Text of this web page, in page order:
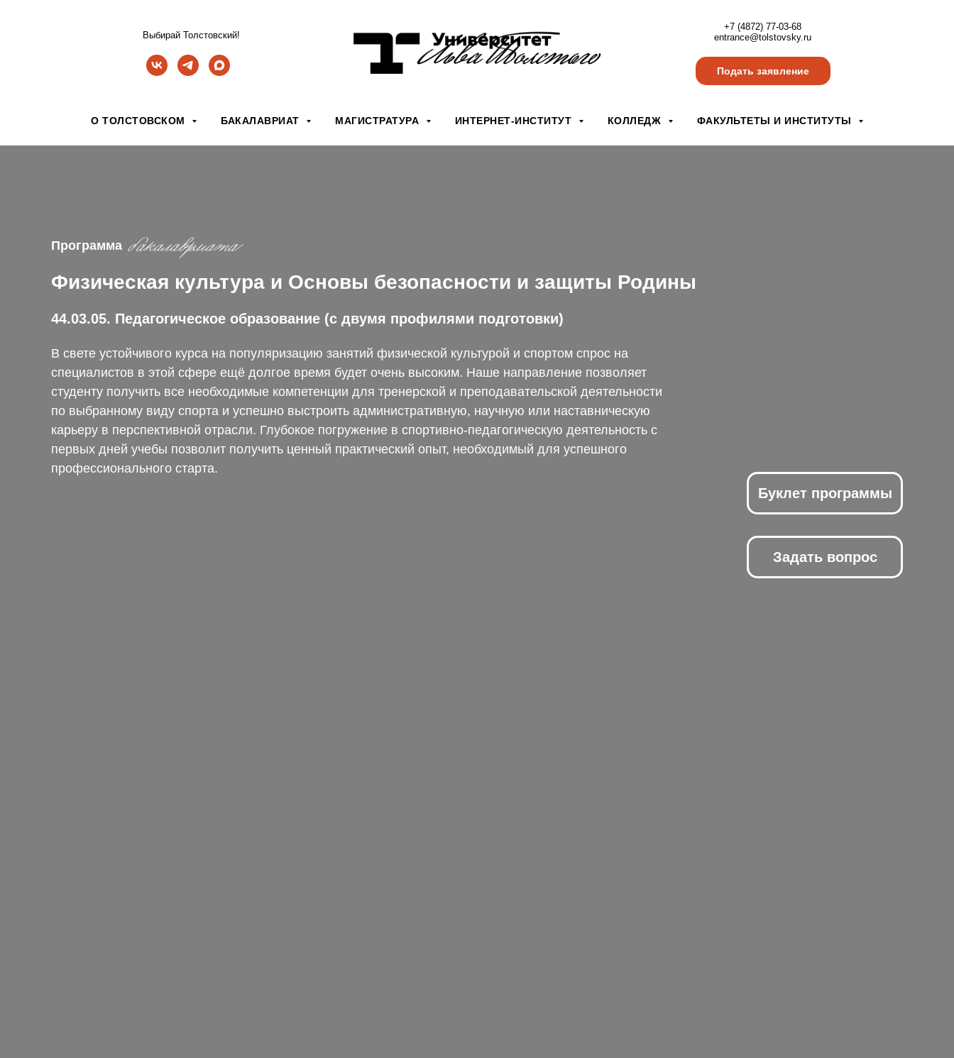
Выбирай Толстовский!
+7 (4872) 77-03-68
entrance@tolstovsky.ru
Подать заявление
О ТОЛСТОВСКОМ БАКАЛАВРИАТ МАГИСТРАТУРА ИНТЕРНЕТ-ИНСТИТУТ КОЛЛЕДЖ ФАКУЛЬТЕТЫ И ИНСТИТУТЫ
44.03.05. Педагогическое образование (с двумя профилями подготовки)
Физическая культура и Основы безопасности и защиты Родины
В свете устойчивого курса на популяризацию занятий физической культурой и спортом спрос на
специалистов в этой сфере ещё долгое время будет очень высоким. Наше направление позволяет
студенту получить все необходимые компетенции для тренерской и преподавательской деятельности
по выбранному виду спорта и успешно выстроить административную, научную или наставническую
карьеру в перспективной отрасли. Глубокое погружение в спортивно-педагогическую деятельность с
первых дней учебы позволит получить ценный практический опыт, необходимый для успешного
профессионального старта.
Программа бакалавриата
Задать вопрос
Буклет программы